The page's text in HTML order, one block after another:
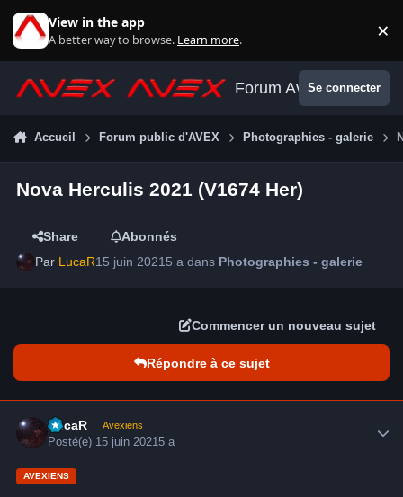
View in the app
A better way to browse. Learn more. ×
Forum AvexSe connecter
Accueil Forum public d'AVEX Photographies - galerie
Nova Herculis 2021 (V1674 Her)
Share
Abonnés
Par LucaR15 juin 2021 5 a dans Photographies - galerie
Commencer un nouveau sujet
Répondre à ce sujet
LucaR Avexiens
Posté(e) 15 juin 20215 a
AVEXIENS